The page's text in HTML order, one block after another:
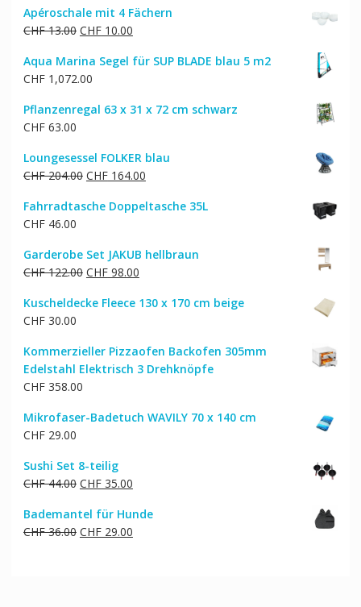
Apéroschale mit 4 Fächern
CHF13.00 Ursprünglicher
war:
CHF 13.00
CHF10.00Aktueller
ist:
Aqua Marina Segel für SUP BLADE blau 5 m2
CHF1,072.00
Pflanzenregal 63 x 31 x 72 cm schwarz
CHF63.00
Loungesessel FOLKER blau
CHF204.00 Ursprünglicher
war:
CHF164.00Aktueller
ist:
Fahrradtasche Doppeltasche 35L
CHF46.00
Garderobe Set JAKUB hellbraun
CHF122.00 Ursprünglicher
war:
CHF98.00Aktueller
ist:
Kuscheldecke Fleece 130 x 170 cm beige
CHF30.00
Kommerzieller Pizzaofen Backofen 305mm
Edelstahl Elektrisch 3 Drehknöpfe
CHF358.00
Mikrofaser-Badetuch WAVILY 70 x 140 cm
CHF29.00
Sushi Set 8-teilig
CHF44.00 Ursprünglicher
war:
CHF 44.00
CHF35.00Aktueller
ist:
CHF 35.00.
Bademantel für Hunde
CHF36.00 Ursprünglicher
CHF29.00Aktueller